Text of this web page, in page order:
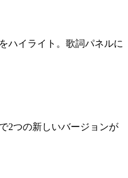
ハイライト。歌詞パネルに
2つの新しいバージョンが